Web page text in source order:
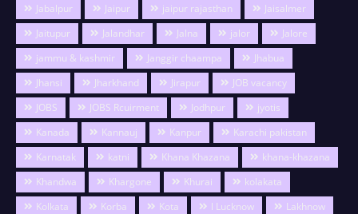
Jabalpur
Jaipur jaipur rajasthan
Jaisalmer
Jaitupur
Jalandhar Jalna jalor
Jalore
jammu & kashmir
Janggir chaampa
Jhabua
Jhansi
Jharkhand Jirapur
JOB vacancy
JOBS
JOBS Rcuirment Jodhpur
jyotis
Kanada
Kannauj Kanpur
Karachi pakistan
Karnatak
katni Khana Khazana
khana-khazana
Khandwa
Khargone Khurai
kolakata
Kolkata
Korba Kota l Lucknow
Lakhnow